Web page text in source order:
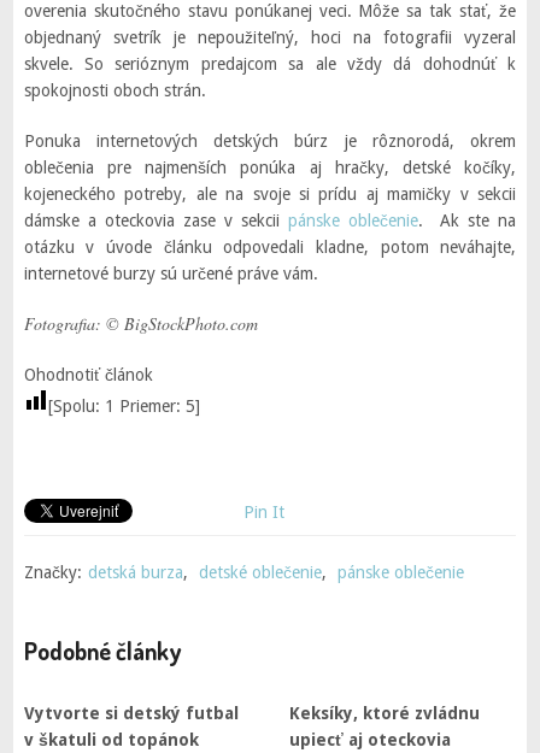
overenia skutočného stavu ponúkanej veci. Môže sa tak stať, že
objednaný svetrík je nepoužiteľný, hoci na fotografii vyzeral
skvele. So serióznym predajcom sa ale vždy dá dohodnúť k
spokojnosti oboch strán.
Ponuka internetových detských búrz je rôznorodá, okrem
oblečenia pre najmenších ponúka aj hračky, detské kočíky,
kojeneckého potreby, ale na svoje si prídu aj mamičky v sekcii
dámske a oteckovia zase v sekciipánske oblečenie. Ak ste na
otázku v úvode článku odpovedali kladne, potom neváhajte,
internetové burzy sú určené práve vám.
Fotografia: © BigStockPhoto.com
Ohodnotiť článok
[Spolu: 1 Priemer: 5]
Pin It
Značky: detská burza, detské oblečenie, pánske oblečenie
Podobné články
Vytvorte si detský futbal
v škatuli od topánok
Keksíky, ktoré zvládnu
upiecť aj oteckovia